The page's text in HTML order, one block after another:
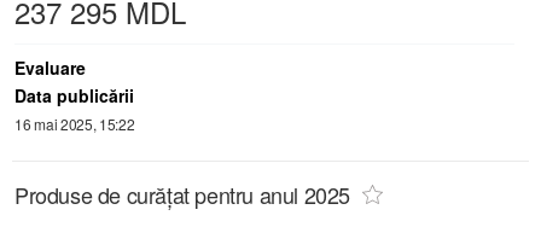
237 295 MDL
Evaluare
Data publicării
16 mai 2025, 15:22
Produse de curățat pentru anul 2025